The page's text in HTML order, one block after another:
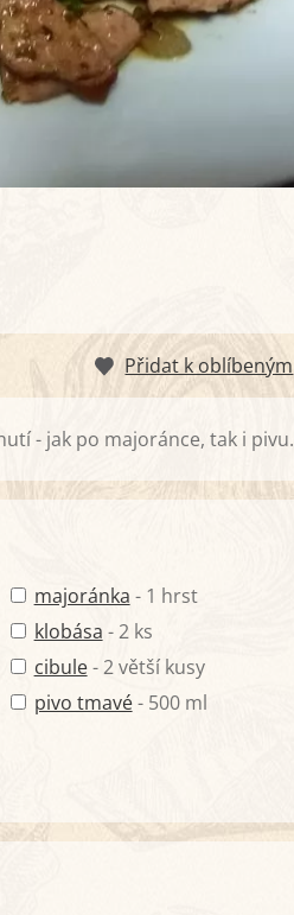
Přidat k oblíbeným
- jak po majoránce, tak i pivu.
majoránka - 1 hrst
klobása - 2 ks
cibule- 2 větší kusy
pivo tmavé- 500 ml